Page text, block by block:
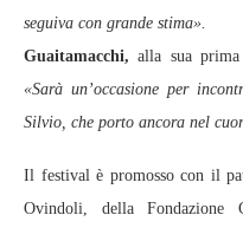
seguiva con grande stima».
Guaitamacchi, alla sua
«Sarà un’occasione per
Silvio, che porto ancora nel
Il festival è promosso con il
Ovindoli, della Fondazione